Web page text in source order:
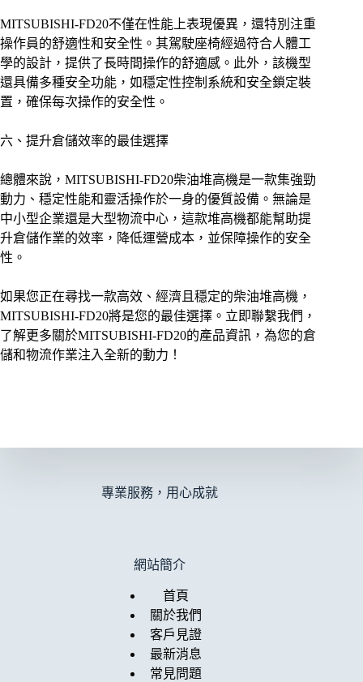
MITSUBISHI-FD20不僅在性能上表現優異，還特別注重
操作員的舒適性和安全性。其駕駛座椅經過符合人體工
學的設計，提供了長時間操作的舒適感。此外，該機型
還具備多種安全功能，如穩定性控制系統和安全鎖定裝
置，確保每次操作的安全性。
六、提升倉儲效率的最佳選擇
總體來說，MITSUBISHI-FD20柴油堆高機是一款集強勁
動力、穩定性能和靈活操作於一身的優質設備。無論是
中小型企業還是大型物流中心，這款堆高機都能幫助提
升倉儲作業的效率，降低運營成本，並保障操作的安全
性。
如果您正在尋找一款高效、經濟且穩定的柴油堆高機，
MITSUBISHI-FD20將是您的最佳選擇。立即聯繫我們，
了解更多關於MITSUBISHI-FD20的產品資訊，為您的倉
儲和物流作業注入全新的動力！
專業服務，用心成就
網站簡介
首頁
關於我們
客戶見證
最新消息
常見問題